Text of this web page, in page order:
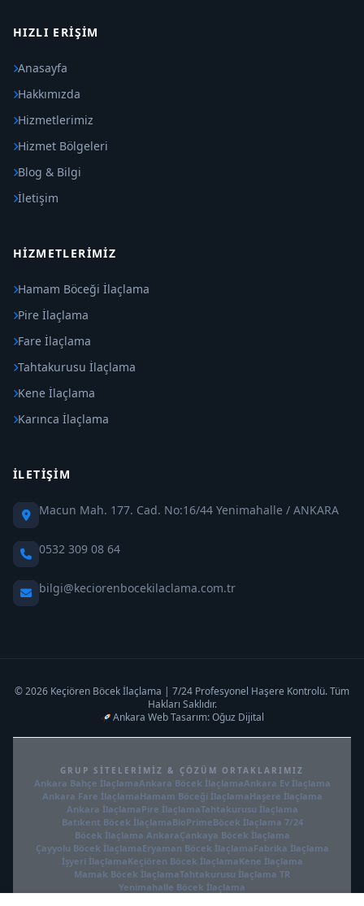
HIZLI ERIŞIM
Anasayfa
Hakkımızda
Hizmetlerimiz
Hizmet Bölgeleri
Blog & Bilgi
İletişim
HIZMETLERIMIZ
Hamam Böceği İlaçlama
Pire İlaçlama
Fare İlaçlama
Tahtakurusu İlaçlama
Kene İlaçlama
Karınca İlaçlama
İLETIŞIM
Macun Mah. 177. Cad. No:16/44 Yenimahalle / ANKARA
0532 309 08 64
bilgi@keciorenbocekilaclama.com.tr
© 2026 Keçiören Böcek İlaçlama | 7/24 Profesyonel Haşere Kontrolü. Tüm
Hakları Saklıdır.
Ankara Web Tasarım: Oğuz Dijital
GRUP SITELERIMIZ & ÇÖZÜM ORTAKLARIMIZ
Ankara Bahçe İlaçlamaAnkara Böcek İlaçlamaAnkara Ev İlaçlama
Ankara Fare İlaçlamaHamam Böceği İlaçlamaHaşere İlaçlama
Ankara İlaçlamaPire İlaçlamaTahtakurusu İlaçlama
Batıkent Böcek İlaçlamaBioPrimeBöcek İlaçlama 7/24
Böcek İlaçlama AnkaraÇankaya Böcek İlaçlama
Çayyolu Böcek İlaçlamaEryaman Böcek İlaçlamaFabrika İlaçlama
İşyeri İlaçlamaKeçiören Böcek İlaçlamaKene İlaçlama
Mamak Böcek İlaçlamaTahtakurusu İlaçlama TR
Yenimahalle Böcek İlaçlama